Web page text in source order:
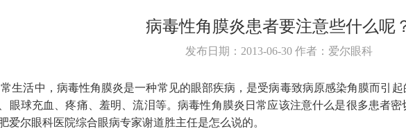
病毒性角膜炎患者要注意些什么呢
发布日期：2013-06-30 作者：爱尔眼科
生活中，病毒性角膜炎是一种常见的眼部疾病，是受病毒致病原感染角膜而引起
眼球充血、疼痛、羞明、流泪等。病毒性角膜炎日常应该注意什么是很多患者密
爱尔眼科医院综合眼病专家谢道胜主任是怎么说的。